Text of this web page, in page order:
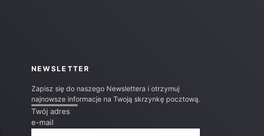
NEWSLETTER
Zapisz się do naszego Newslettera i otrzymuj
najnowsze informacje na Twoją skrzynkę pocztową.
Twój adres
e-mail